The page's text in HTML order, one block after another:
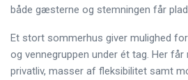
både gæsterne og stemningen får
Et stort sommerhus giver mulighed
og vennegruppen under ét tag. Her
privatliv, masser af fleksibilitet samt